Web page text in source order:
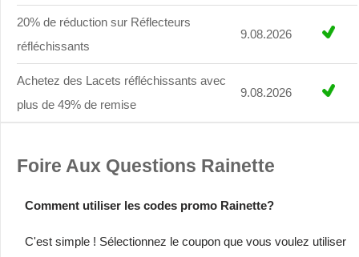
20% de réduction sur Réflecteurs
réfléchissants
9.08.2026
Achetez des Lacets réfléchissants avec
plus de 49% de remise
9.08.2026
Foire Aux Questions Rainette
Comment utiliser les codes promo Rainette?
C'est simple ! Sélectionnez le coupon que vous voulez utiliser